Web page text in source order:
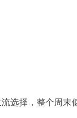
选择，整个周末